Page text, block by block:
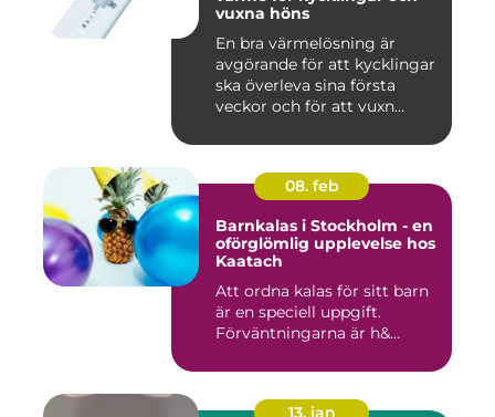
vuxna höns
En bra värmelösning är
avgörande för att kycklingar
ska överleva sina första
veckor och för att vuxn...
08. feb
Barnkalas i Stockholm - en
oförglömlig upplevelse hos
Kaatach
Att ordna kalas för sitt barn
är en speciell uppgift.
Förväntningarna är h&...
13. jan